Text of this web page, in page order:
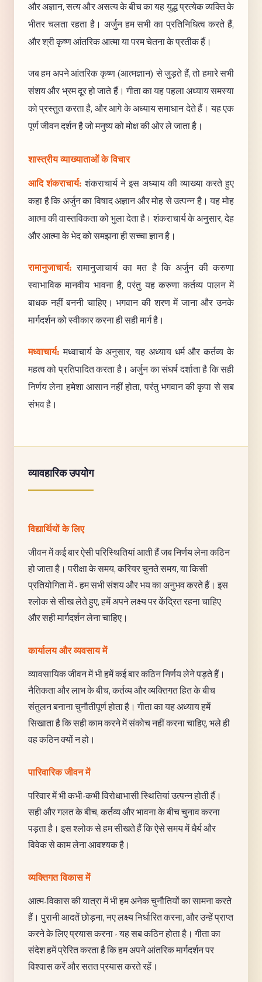
और अज्ञान, सत्य और असत्य के बीच का यह युद्ध प्रत्येक व्यक्ति के
भीतर चलता रहता है। अर्जुन हम सभी का प्रतिनिधित्व करते हैं,
और श्री कृष्ण आंतरिक आत्मा या परम चेतना के प्रतीक हैं।
जब हम अपने आंतरिक कृष्ण (आत्मज्ञान) से जुड़ते हैं, तो हमारे सभी
संशय और भ्रम दूर हो जाते हैं। गीता का यह पहला अध्याय समस्या
को प्रस्तुत करता है, और आगे के अध्याय समाधान देते हैं। यह एक
पूर्ण जीवन दर्शन है जो मनुष्य को मोक्ष की ओर ले जाता है।
शास्त्रीय व्याख्याताओं के विचार
आदि शंकराचार्य: शंकराचार्य ने इस अध्याय की व्याख्या करते हुए
कहा है कि अर्जुन का विषाद अज्ञान और मोह से उत्पन्न है। यह मोह
आत्मा की वास्तविकता को भुला देता है। शंकराचार्य के अनुसार, देह
और आत्मा के भेद को समझना ही सच्चा ज्ञान है।
रामानुजाचार्य: रामानुजाचार्य का मत है कि अर्जुन की करुणा
स्वाभाविक मानवीय भावना है, परंतु यह करुणा कर्तव्य पालन में
बाधक नहीं बननी चाहिए। भगवान की शरण में जाना और उनके
मार्गदर्शन को स्वीकार करना ही सही मार्ग है।
मध्वाचार्य: मध्वाचार्य के अनुसार, यह अध्याय धर्म और कर्तव्य के
महत्व को प्रतिपादित करता है। अर्जुन का संघर्ष दर्शाता है कि सही
निर्णय लेना हमेशा आसान नहीं होता, परंतु भगवान की कृपा से सब
संभव है।
व्यावहारिक उपयोग
विद्यार्थियों के लिए
जीवन में कई बार ऐसी परिस्थितियां आती हैं जब निर्णय लेना कठिन
हो जाता है। परीक्षा के समय, करियर चुनते समय, या किसी
प्रतियोगिता में - हम सभी संशय और भय का अनुभव करते हैं। इस
श्लोक से सीख लेते हुए, हमें अपने लक्ष्य पर केंद्रित रहना चाहिए
और सही मार्गदर्शन लेना चाहिए।
कार्यालय और व्यवसाय में
व्यावसायिक जीवन में भी हमें कई बार कठिन निर्णय लेने पड़ते हैं।
नैतिकता और लाभ के बीच, कर्तव्य और व्यक्तिगत हित के बीच
संतुलन बनाना चुनौतीपूर्ण होता है। गीता का यह अध्याय हमें
सिखाता है कि सही काम करने में संकोच नहीं करना चाहिए, भले ही
वह कठिन क्यों न हो।
पारिवारिक जीवन में
परिवार में भी कभी-कभी विरोधाभासी स्थितियां उत्पन्न होती हैं।
सही और गलत के बीच, कर्तव्य और भावना के बीच चुनाव करना
पड़ता है। इस श्लोक से हम सीखते हैं कि ऐसे समय में धैर्य और
विवेक से काम लेना आवश्यक है।
व्यक्तिगत विकास में
आत्म-विकास की यात्रा में भी हम अनेक चुनौतियों का सामना करते
हैं। पुरानी आदतें छोड़ना, नए लक्ष्य निर्धारित करना, और उन्हें प्राप्त
करने के लिए प्रयास करना - यह सब कठिन होता है। गीता का
संदेश हमें प्रेरित करता है कि हम अपने आंतरिक मार्गदर्शन पर
विश्वास करें और सतत प्रयास करते रहें।